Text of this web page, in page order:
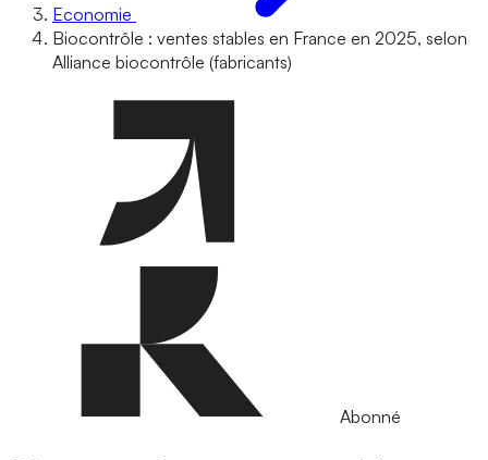
Economie
Biocontrôle : ventes stables en France en 2025, selon
Alliance biocontrôle (fabricants)
Abonné